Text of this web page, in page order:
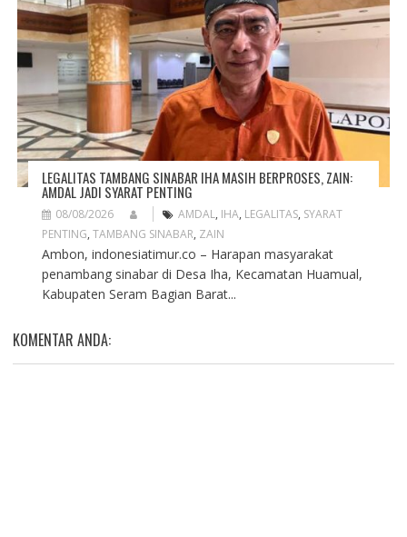
LEGALITAS TAMBANG SINABAR IHA MASIH BERPROSES, ZAIN:
AMDAL JADI SYARAT PENTING
08/08/2026 AMDAL, IHA, LEGALITAS, SYARAT
PENTING, TAMBANG SINABAR, ZAIN
Ambon, indonesiatimur.co – Harapan masyarakat
penambang sinabar di Desa Iha, Kecamatan Huamual,
Kabupaten Seram Bagian Barat...
KOMENTAR ANDA: